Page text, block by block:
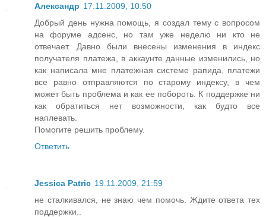
Александр 17.11.2009, 10:50
Добрый день нужна помощь, я создал тему с вопросом
на форуме адсенс, но там уже неделю ни кто не
отвечает. Давно были внесены изменения в индекс
получателя платежа, в аккаунте данные изменились, но
как написала мне платежная системе рапида, платежи
все равно отправляются по старому индексу, в чем
может быть проблема и как ее побороть. К поддержке ни
как обратиться нет возможности, как будто все
наплевать.
Помогите решить проблему.
Ответить
Jessica Patric 19.11.2009, 21:59
не сталкивался, не знаю чем помочь. Ждите ответа тех
поддержки..